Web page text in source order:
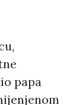
papa